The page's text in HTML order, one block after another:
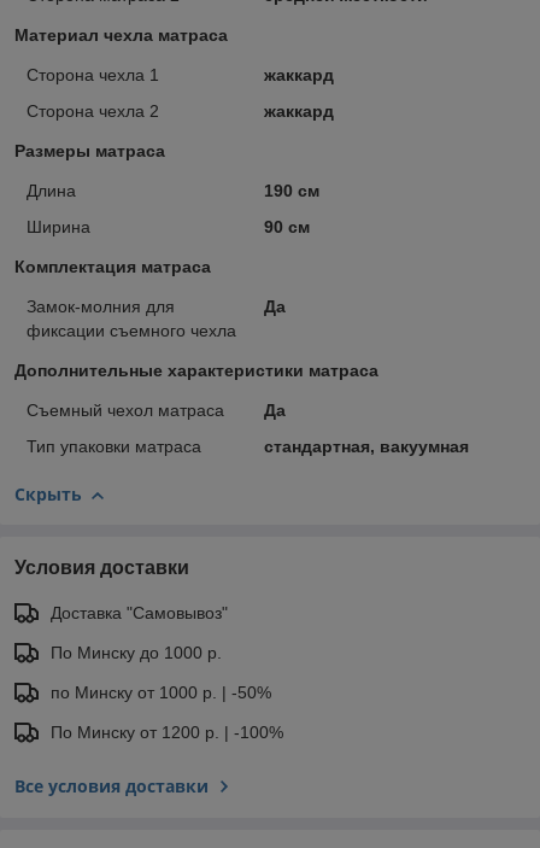
Материал чехла матраса
Сторона чехла 1
жаккард
Сторона чехла 2
жаккард
Размеры матраса
Длина
190 см
Ширина
90 см
Комплектация матраса
Замок-молния для
фиксации съемного чехла
Да
Дополнительные характеристики матраса
Съемный чехол матраса
Да
Тип упаковки матраса
стандартная, вакуумная
Скрыть
Условия доставки
Доставка "Самовывоз"
По Минску до 1000 р.
по Минску от 1000 р. | -50%
По Минску от 1200 р. | -100%
Все условия доставки